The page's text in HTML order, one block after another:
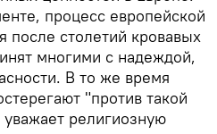
процесс европейской
после столетий кровавых
многими с надеждой,
В то же время
"против такой
религиозную